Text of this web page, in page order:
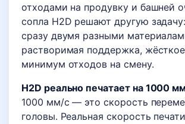
отходами на продувку и башней
сопла H2D решают другую
сразу двумя разными
растворимая поддержка,
минимум отходов на смену.
H2D реально печатает на 1000
1000 мм/с — это скорость
головы. Реальная скорость